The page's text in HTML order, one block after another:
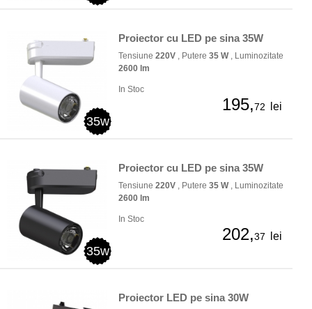
35w
Proiector cu LED pe sina 35W
Tensiune 220V , Putere 35 W, Luminozitate
2600 lm
In Stoc
195,72 lei
35w
Proiector cu LED pe sina 35W
Tensiune 220V , Putere 35 W, Luminozitate
2600 lm
In Stoc
202,37 lei
Proiector LED pe sina 30W